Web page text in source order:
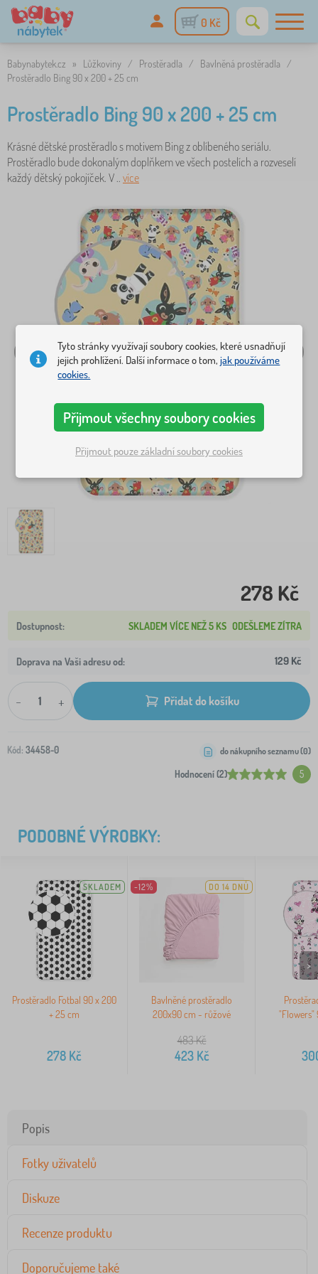
0 Kč
Babynabytek.cz » Lůžkoviny / Prostěradla / Bavlněná prostěradla
/
Prostěradlo Bing 90 x 200 + 25 cm
Prostěradlo Bing 90 x 200 + 25 cm
Krásné dětské prostěradlo s motivem Bing z oblíbeného seriálu.
Prostěradlo bude dokonalým doplňkem ve všech postelích a rozveselí
každý dětský pokojíček. V .. více
278 Kč
SKLADEM VÍCE NEŽ 5 KS ODEŠLEME ZÍTRA
Doprava na Vaši adresu od: 129 Kč
- + Přidat do košíku
Kód: 34458-0
Hodnocení (2) 5
do nákupního seznamu (0)
PODOBNÉ VÝROBKY:
SKLADEM
Prostěradlo Fotbal 90 x 200
+ 25 cm
278Kč
-12% DO 14 DNŮ
Bavlněné prostěradlo
200x90 cm - růžové
483Kč
423Kč
"Flowers"
>
Popis
Fotky uživatelů
Diskuze
Recenze produktu
Doporučujeme také
Tyto stránky využívají soubory cookies, které usnadňují
jejich prohlížení. Další informace o tom,jak používáme
cookies.
Přijmout všechny soubory cookies
Přijmout pouze základní soubory cookies